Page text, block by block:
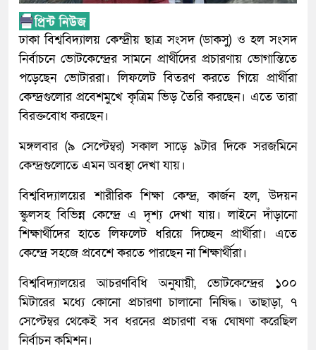
ঢাকা বিশ্ববিদ্যালয় কেন্দ্রীয় ছাত্র সংসদ (ডাকসু) ও হল সংসদ
নির্বাচনে ভোটকেন্দ্রের সামনে প্রার্থীদের প্রচারণায় ভোগান্তিতে
পড়েছেন ভোটাররা। লিফলেট বিতরণ করতে গিয়ে প্রার্থীরা
কেন্দ্রগুলোর প্রবেশমুখে কৃত্রিম ভিড় তৈরি করছেন। এতে তারা
বিরক্তবোধ করছেন।
মঙ্গলবার (৯ সেপ্টেম্বর) সকাল সাড়ে ৯টার দিকে সরজমিনে
কেন্দ্রগুলোতে এমন অবস্থা দেখা যায়।
বিশ্ববিদ্যালয়ের শারীরিক শিক্ষা কেন্দ্র, কার্জন হল, উদয়ন
স্কুলসহ বিভিন্ন কেন্দ্রে এ দৃশ্য দেখা যায়। লাইনে দাঁড়ানো
শিক্ষার্থীদের হাতে লিফলেট ধরিয়ে দিচ্ছেন প্রার্থীরা। এতে
কেন্দ্রে সহজে প্রবেশে করতে পারছেন না শিক্ষার্থীরা।
বিশ্ববিদ্যালয়ের আচরণবিধি অনুযায়ী, ভোটকেন্দ্রের ১০০
মিটারের মধ্যে কোনো প্রচারণা চালানো নিষিদ্ধ। তাছাড়া, ৭
সেপ্টেম্বর থেকেই সব ধরনের প্রচারণা বন্ধ ঘোষণা করেছিল
নির্বাচন কমিশন।